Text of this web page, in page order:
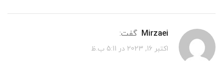
mirzaei گفت:
اکتبر 16, 2023 در 5:11 ب.ظ